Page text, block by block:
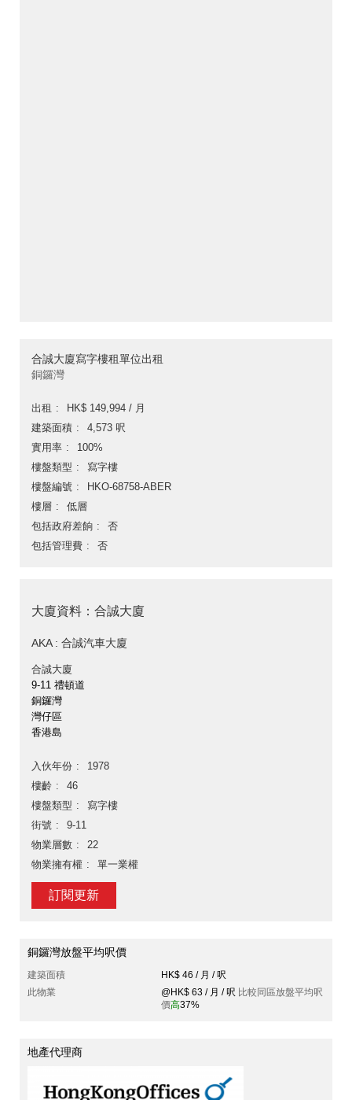
合誠大廈寫字樓租單位出租
銅鑼灣
出租
HK$ 149,994 / 月
建築面積
4,573 呎
實用率
100%
樓盤類型
寫字樓
樓盤編號
HKO-68758-ABER
樓層
低層
包括政府差餉
否
包括管理費
否
大廈資料：合誠大廈
AKA : 合誠汽車大廈
合誠大廈
9-11 禮頓道
銅鑼灣
灣仔區
香港島
入伙年份
1978
樓齡
46
樓盤類型
寫字樓
街號
9-11
物業層數
22
物業擁有權
單一業權
訂閱更新
銅鑼灣放盤平均呎價
建築面積
HK$ 46 / 月 / 呎
此物業
@HK$ 63 / 月 / 呎 比較同區放盤平均呎
價高37%
地產代理商